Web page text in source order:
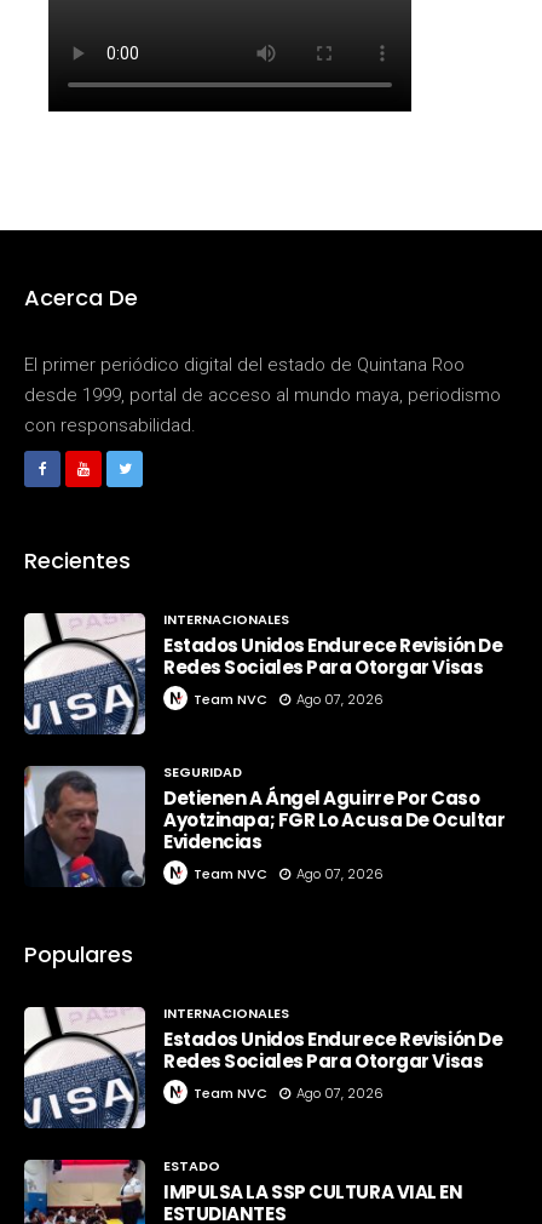
Acerca De
El primer periódico digital del estado de Quintana Roo
desde 1999, portal de acceso al mundo maya, periodismo
con responsabilidad.
Recientes
INTERNACIONALES
Estados Unidos Endurece Revisión De
Redes Sociales Para Otorgar Visas
Team NVC Ago 07, 2026
SEGURIDAD
Detienen A Ángel Aguirre Por Caso
Ayotzinapa; FGR Lo Acusa De Ocultar
Evidencias
Team NVC Ago 07, 2026
Populares
INTERNACIONALES
Estados Unidos Endurece Revisión De
Redes Sociales Para Otorgar Visas
Team NVC Ago 07, 2026
ESTADO
IMPULSA LA SSP CULTURA VIAL EN
ESTUDIANTES